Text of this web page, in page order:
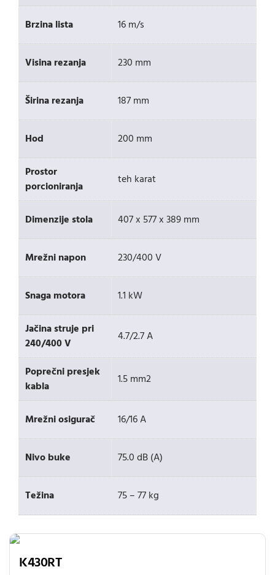
Brzina lista 16 m/s
Visina rezanja 230 mm
Širina rezanja 187 mm
Hod 200 mm
Prostor
porcioniranja
teh karat
Dimenzije stola 407 x 577 x 389 mm
Mrežni napon 230/400 V
Snaga motora 1.1 kW
Jačina struje pri
240/400 V
4.7/2.7 A
Poprečni presjek
kabla
1.5 mm2
Mrežni osigurač 16/16 A
Nivo buke 75.0 dB (A)
Težina 75 – 77 kg
K430RT